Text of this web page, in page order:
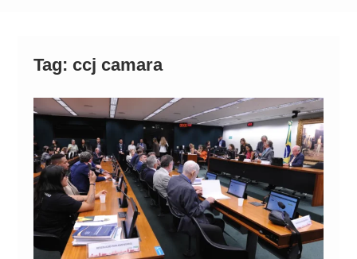
Tag: ccj camara